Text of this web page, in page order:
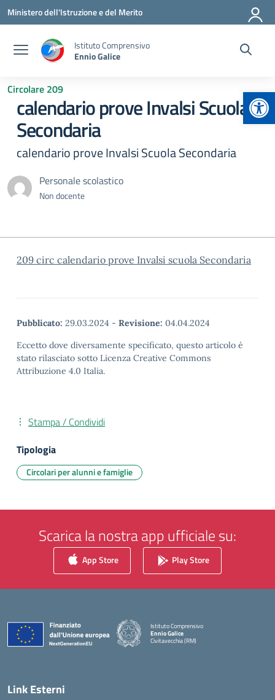
Vai ai contenuti
Vai al menu di navigazione
Vai al footer
Ministero dell'Istruzione e del Merito
Istituto Comprensivo
Ennio Galice
Circolare 209
calendario prove Invalsi Scuola
Secondaria
calendario prove Invalsi Scuola Secondaria
Personale scolastico
Non docente
209 circ calendario prove Invalsi scuola Secondaria
Pubblicato: 29.03.2024 - Revisione: 04.04.2024
Eccetto dove diversamente specificato, questo articolo è
stato rilasciato sotto Licenza Creative Commons
Attribuzione 4.0 Italia.
Stampa / Condividi
Tipologia
Circolari per alunni e famiglie
Scarica la nostra app ufficiale su:
App Store Play Store
Istituto Comprensivo
Ennio Galice
Civitavecchia (RM)
Link Esterni